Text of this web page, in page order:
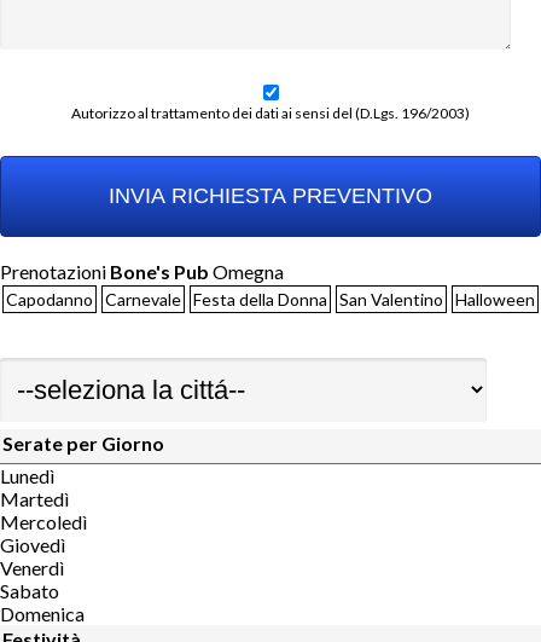
Autorizzo al trattamento dei dati ai sensi del (D.Lgs. 196/2003)
Prenotazioni Bone's Pub Omegna
Capodanno Carnevale Festa della Donna San Valentino Halloween
Serate per Giorno
Lunedì
Martedì
Mercoledì
Giovedì
Venerdì
Sabato
Domenica